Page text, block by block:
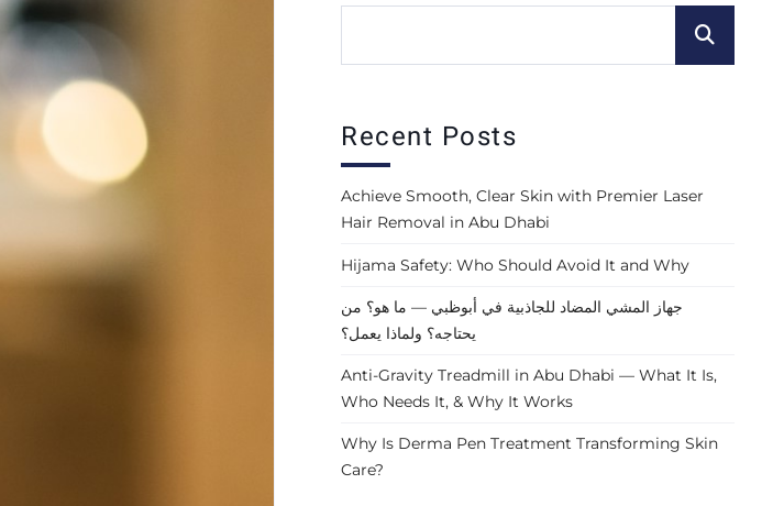
Recent Posts
Achieve Smooth, Clear Skin with Premier Laser
Hair Removal in Abu Dhabi
Hijama Safety: Who Should Avoid It and Why
جهاز المشي المضاد للجاذبية في أبوظبي — ما هو؟ من
يحتاجه؟ ولماذا يعمل؟
Anti-Gravity Treadmill in Abu Dhabi — What It Is,
Who Needs It, & Why It Works
Why Is Derma Pen Treatment Transforming Skin
Care?